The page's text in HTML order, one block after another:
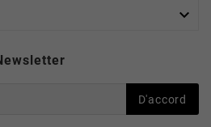

D'accord